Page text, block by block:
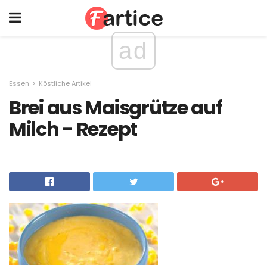
ad
Essen Köstliche Artikel
Brei aus Maisgrütze auf
Milch - Rezept